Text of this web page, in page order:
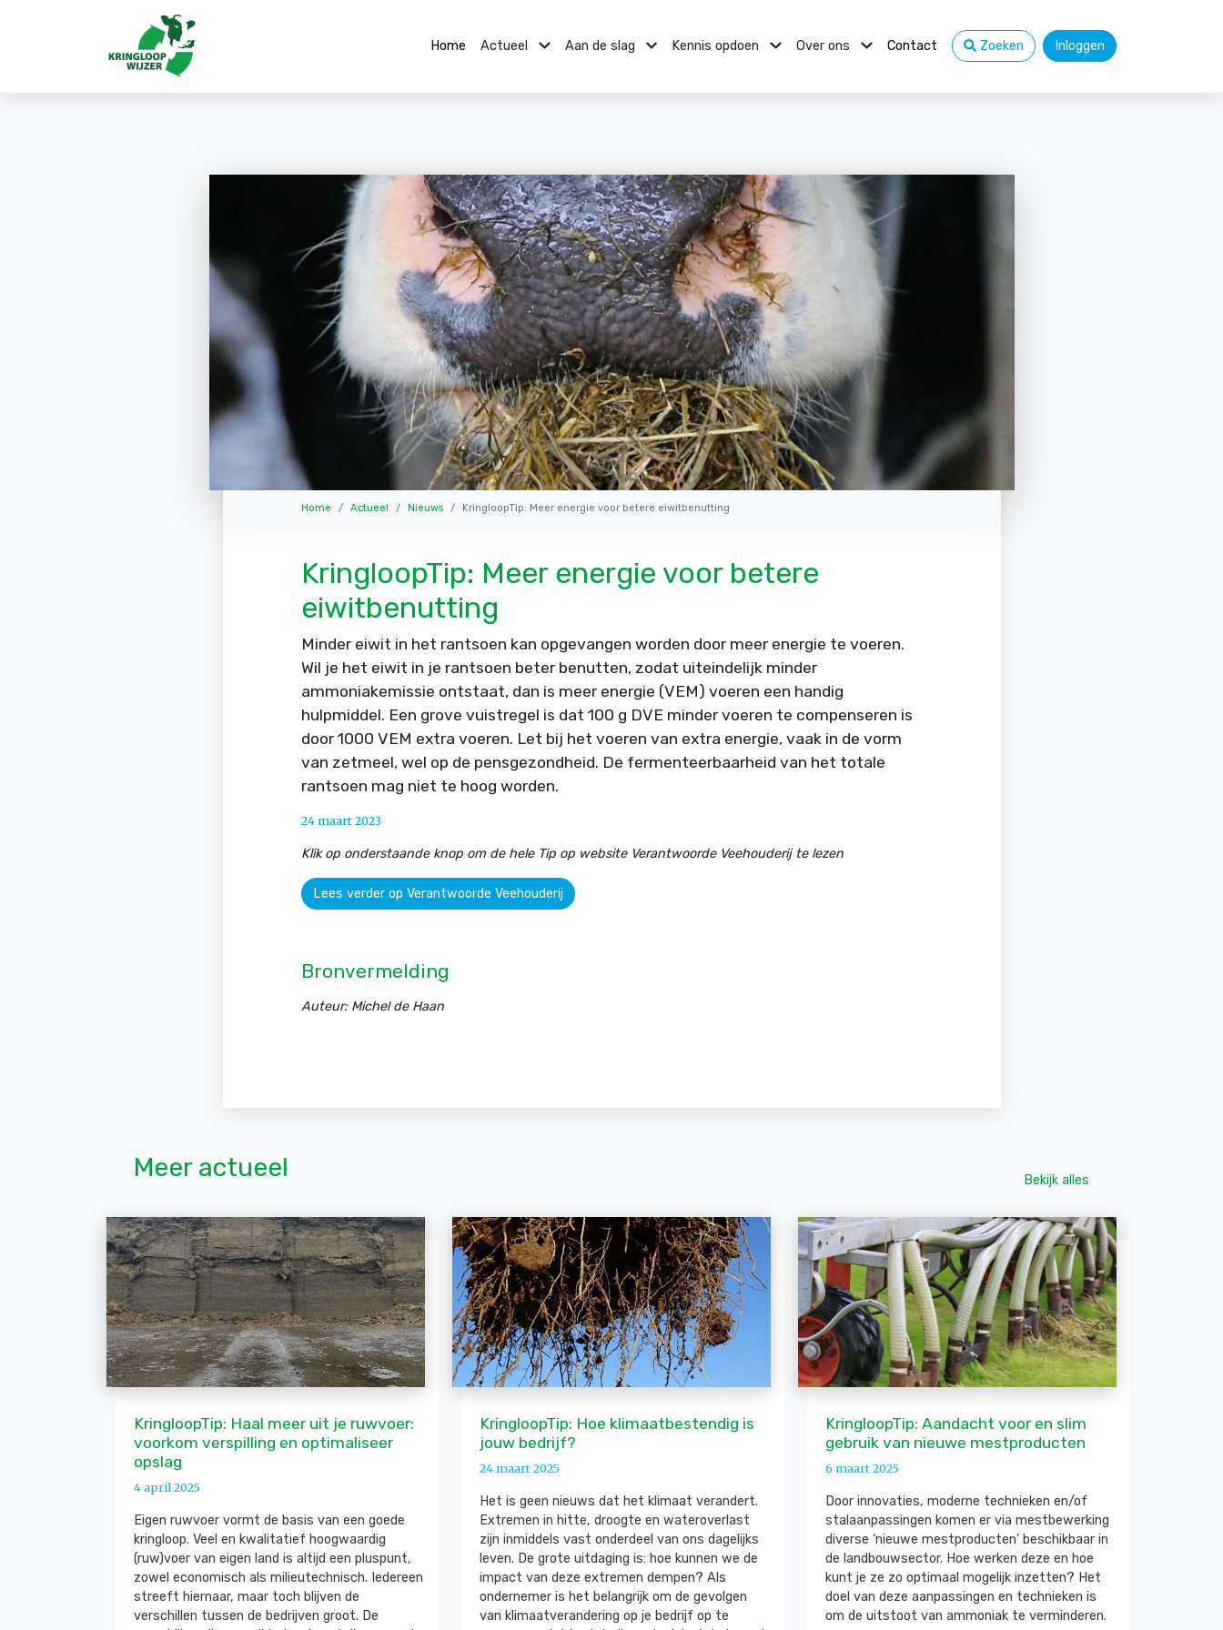
Home Actueel Aan de slag Kennis opdoen Over ons Contact Zoeken Inloggen
Home Actueel Nieuws KringloopTip: Meer energie voor betere eiwitbenutting
KringloopTip: Meer energie voor betere
eiwitbenutting
Minder eiwit in het rantsoen kan opgevangen worden door meer energie te voeren.
Wil je het eiwit in je rantsoen beter benutten, zodat uiteindelijk minder
ammoniakemissie ontstaat, dan is meer energie (VEM) voeren een handig
hulpmiddel. Een grove vuistregel is dat 100 g DVE minder voeren te compenseren is
door 1000 VEM extra voeren. Let bij het voeren van extra energie, vaak in de vorm
van zetmeel, wel op de pensgezondheid. De fermenteerbaarheid van het totale
rantsoen mag niet te hoog worden.
24 maart 2023
Klik op onderstaande knop om de hele Tip op website Verantwoorde Veehouderij te lezen
Lees verder op Verantwoorde Veehouderij
Bronvermelding
Auteur: Michel de Haan
Meer actueel Bekijk alles
KringloopTip: Haal meer uit je ruwvoer:
voorkom verspilling en optimaliseer
opslag
4 april 2025
Eigen ruwvoer vormt de basis van een goede
kringloop. Veel en kwalitatief hoogwaardig
(ruw)voer van eigen land is altijd een pluspunt,
zowel economisch als milieutechnisch. Iedereen
streeft hiernaar, maar toch blijven de
verschillen tussen de bedrijven groot. De
KringloopTip: Hoe klimaatbestendig is
jouw bedrijf?
24 maart 2025
Het is geen nieuws dat het klimaat verandert.
Extremen in hitte, droogte en wateroverlast
zijn inmiddels vast onderdeel van ons dagelijks
leven. De grote uitdaging is: hoe kunnen we de
impact van deze extremen dempen? Als
ondernemer is het belangrijk om de gevolgen
van klimaatverandering op je bedrijf op te
KringloopTip: Aandacht voor en slim
gebruik van nieuwe mestproducten
6 maart 2025
Door innovaties, moderne technieken en/of
stalaanpassingen komen er via mestbewerking
diverse ‘nieuwe mestproducten’ beschikbaar in
de landbouwsector. Hoe werken deze en hoe
kunt je ze zo optimaal mogelijk inzetten? Het
doel van deze aanpassingen en technieken is
om de uitstoot van ammoniak te verminderen.